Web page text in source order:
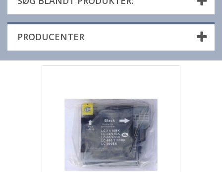
PRODUCENTER